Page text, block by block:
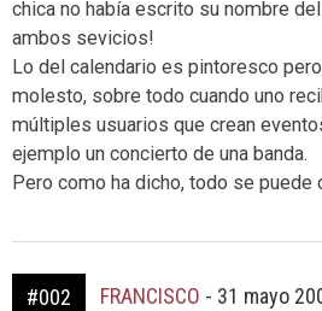
chica no había escrito su nombre
ambos sevicios!
Lo del calendario es pintoresco
molesto, sobre todo cuando uno
múltiples usuarios que crean
ejemplo un concierto de una banda.
Pero como ha dicho, todo se puede
#002 FRANCISCO - 31 mayo